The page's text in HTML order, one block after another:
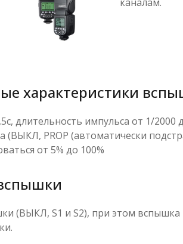
характеристики
длительность импульса от 1/
(ВЫКЛ, PROP (автоматически
от 5% до 100%
(ВЫКЛ, S1 и S2), при этом